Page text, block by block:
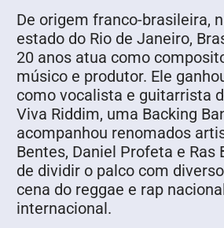
De origem franco-brasileira,
estado do Rio de Janeiro,
20 anos atua como
músico e produtor. Ele
como vocalista e guitarrista
Viva Riddim, uma Backing
acompanhou renomados
Bentes, Daniel Profeta e Ras
de dividir o palco com
cena do reggae e rap
internacional.